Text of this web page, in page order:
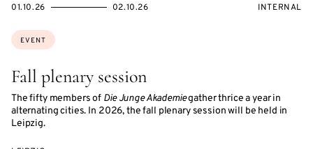
Fall plenary session
The fifty members of Die Junge Akademiegather thrice a year in
alternating cities. In 2026, the fall plenary session will be held in
Leipzig.
Topics:
EVENT
STARTS
01.10.26
ENDS
02.10.26
EVENT
INTERNAL